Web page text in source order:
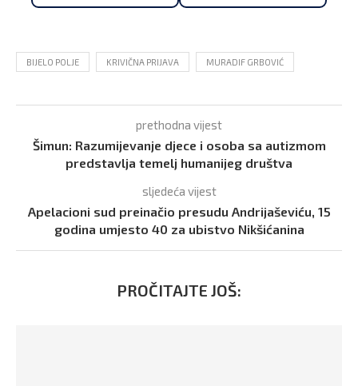
BIJELO POLJE KRIVIČNA PRIJAVA MURADIF GRBOVIĆ
prethodna vijest
Šimun: Razumijevanje djece i osoba sa autizmom
predstavlja temelj humanijeg društva
sljedeća vijest
Apelacioni sud preinačio presudu Andrijaševiću, 15
godina umjesto 40 za ubistvo Nikšićanina
PROČITAJTE JOŠ: